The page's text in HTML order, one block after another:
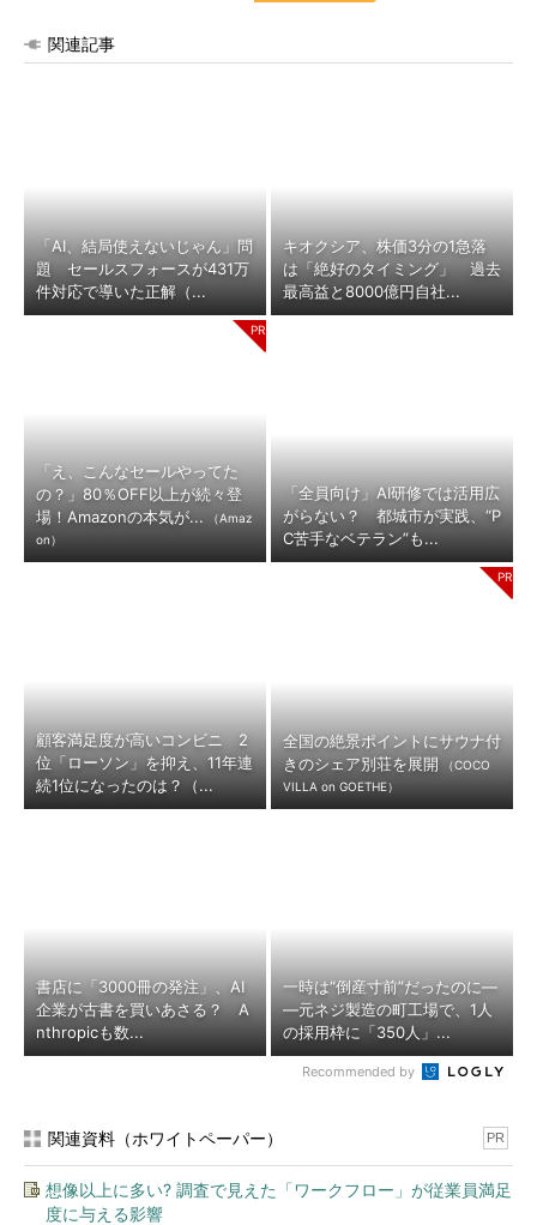
関連記事
「AI、結局使えないじゃん」問
題 セールスフォースが431万
件対応で導いた正解（...
キオクシア、株価3分の1急落
は「絶好のタイミング」 過去
最高益と8000億円自社...
「え、こんなセールやってた
の？」80％OFF以上が続々登
場！Amazonの本気が...
（Amaz
on）
「全員向け」AI研修では活用広
がらない？ 都城市が実践、“P
C苦手なベテラン”も...
顧客満足度が高いコンビニ 2
位「ローソン」を抑え、11年連
続1位になったのは？（...
全国の絶景ポイントにサウナ付
きのシェア別荘を展開
（COCO
VILLA on GOETHE）
書店に「3000冊の発注」、AI
企業が古書を買いあさる？ A
nthropicも数...
一時は“倒産寸前”だったのに―
―元ネジ製造の町工場で、1人
の採用枠に「350人」...
Recommended by
関連資料（ホワイトペーパー） PR
想像以上に多い? 調査で見えた「ワークフロー」が従業員満足
度に与える影響